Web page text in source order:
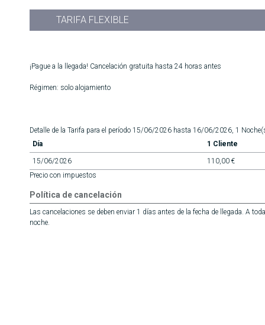
TARIFA FLEXIBLE
¡Pague a la llegada! Cancelación gratuita hasta 24 horas antes
Régimen: solo alojamiento
Detalle de la Tarifa para el período 15/06/2026 hasta 16/06/2026, 1
Día
1 Cliente
15/06/2026
110,00 €
Precio con impuestos
Política de cancelación
Las cancelaciones se deben enviar 1 días antes de la fecha de llegada. A
noche.